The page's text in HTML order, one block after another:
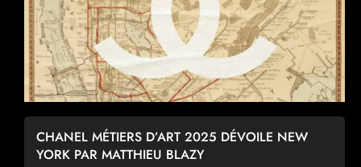
CHANEL MÉTIERS D’ART 2025 DÉVOILE NEW
YORK PAR MATTHIEU BLAZY